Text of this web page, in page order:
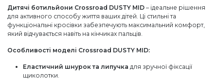
Дитячі ботильйони Crossroad DUSTY MID – ідеальне рішення
для активного способу життя ваших дітей. Ці стильні та
функціональні кросівки забезпечують максимальний комфорт,
який відчувається навіть на кінчиках пальців.
Особливості моделі Crossroad DUSTY MID:
Еластичний шнурок та липучка для зручної фіксації
щиколотки.